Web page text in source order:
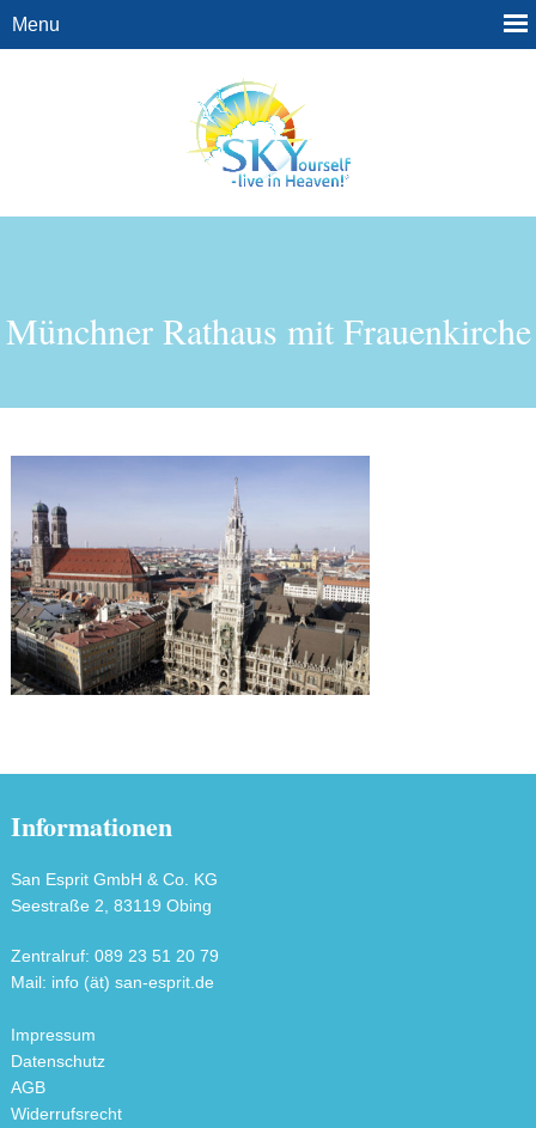
Münchner Rathaus mit Frauenkirche
Informationen
San Esprit GmbH & Co. KG
Seestraße 2, 83119 Obing
Zentralruf: 089 23 51 20 79
Mail: info (ät) san-esprit.de
Impressum
Datenschutz
AGB
Widerrufsrecht